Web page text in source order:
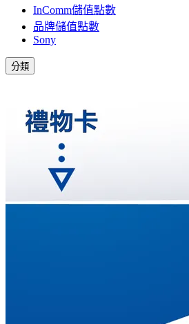
InComm儲值點數
品牌儲值點數
Sony
分類